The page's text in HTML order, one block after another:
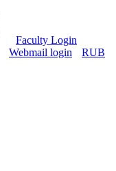
Faculty Login
Webmail login
RUB